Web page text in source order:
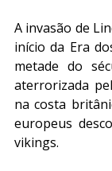
A invasão de
início da Era
metade do
aterrorizada
na costa
europeus
vikings.